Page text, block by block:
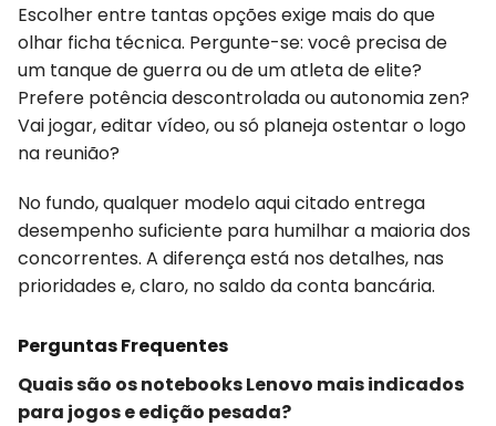
Escolher entre tantas opções exige mais do que
olhar ficha técnica. Pergunte-se: você precisa de
um tanque de guerra ou de um atleta de elite?
Prefere potência descontrolada ou autonomia zen?
Vai jogar, editar vídeo, ou só planeja ostentar o logo
na reunião?
No fundo, qualquer modelo aqui citado entrega
desempenho suficiente para humilhar a maioria dos
concorrentes. A diferença está nos detalhes, nas
prioridades e, claro, no saldo da conta bancária.
Perguntas Frequentes
Quais são os notebooks Lenovo mais indicados
para jogos e edição pesada?